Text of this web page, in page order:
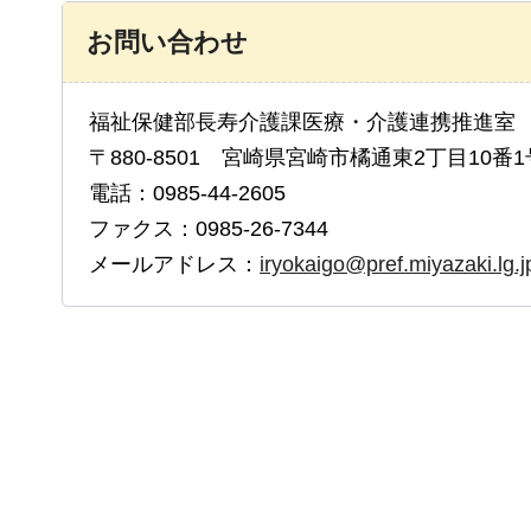
お問い合わせ
福祉保健部長寿介護課医療・介護連携推進
〒880-8501 宮崎県宮崎市橘通東2丁目10番1
電話：0985-44-2605
ファクス：0985-26-7344
メールアドレス：